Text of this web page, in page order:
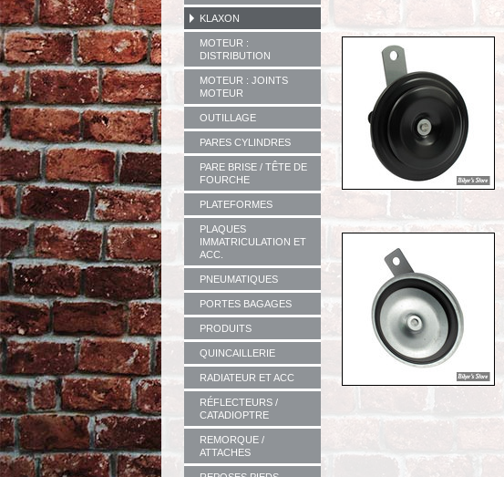
KLAXON
MOTEUR :
DISTRIBUTION
MOTEUR : JOINTS
MOTEUR
OUTILLAGE
PARES CYLINDRES
PARE BRISE / TÊTE DE
FOURCHE
PLATEFORMES
PLAQUES
IMMATRICULATION ET
ACC.
PNEUMATIQUES
PORTES BAGAGES
PRODUITS
QUINCAILLERIE
RADIATEUR ET ACC
RÉFLECTEURS /
CATADIOPTRE
REMORQUE /
ATTACHES